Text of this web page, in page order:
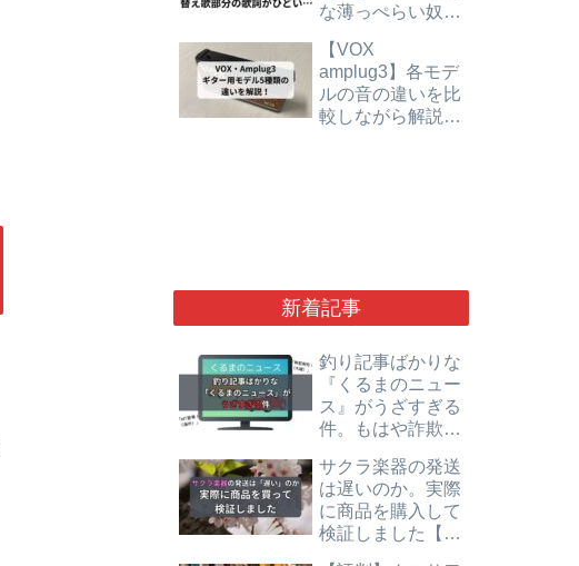
な薄っぺらい奴ら
ぃ…？
【VOX
amplug3】各モデ
ルの音の違いを比
較しながら解説し
新着記事
釣り記事ばかりな
『くるまのニュー
ス』がうざすぎる
件。もはや詐欺レ
サクラ楽器の発送
は遅いのか。実際
に商品を購入して
検証しました【評